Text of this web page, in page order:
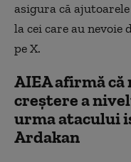
asigura că
la cei care au nevoie
pe X.
AIEA afirmă
creștere a
urma atacului
Ardakan